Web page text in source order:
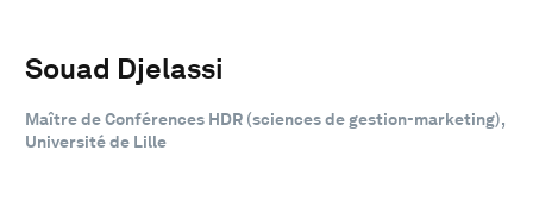
Souad Djelassi
Maître de Conférences HDR (sciences de gestion-marketing),
Université de Lille